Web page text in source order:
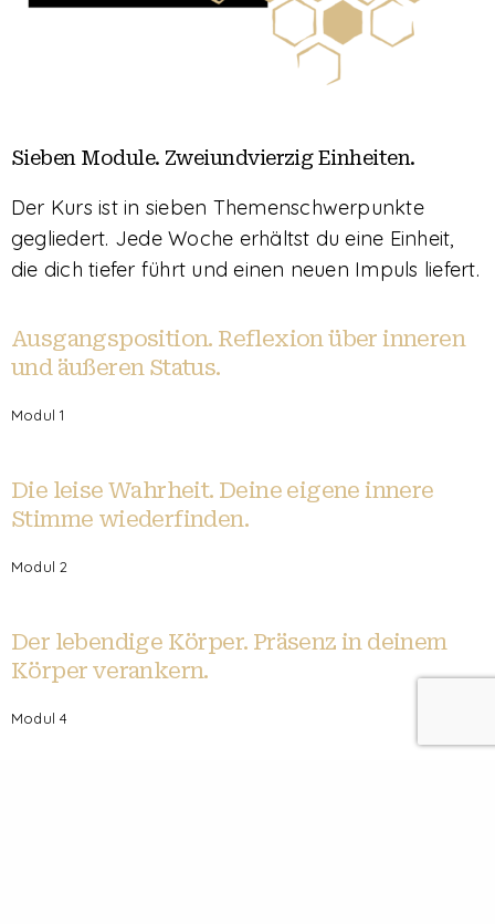
Sieben Module. Zweiundvierzig Einheiten.
Der Kurs ist in sieben Themenschwerpunkte
gegliedert. Jede Woche erhältst du eine Einheit,
die dich tiefer führt und einen neuen Impuls liefert.
Ausgangsposition. Reflexion über inneren
und äußeren Status.
Modul 1
Die leise Wahrheit. Deine eigene innere
Stimme wiederfinden.
Modul 2
Der lebendige Körper. Präsenz in deinem
Körper verankern.
Modul 4